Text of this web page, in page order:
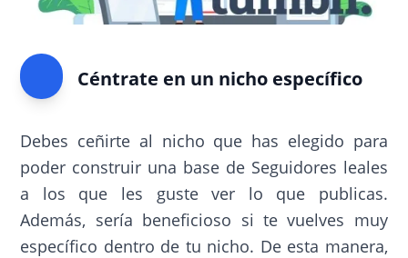
Céntrate en un nicho específico
Debes ceñirte al nicho que has elegido para
poder construir una base de Seguidores leales
a los que les guste ver lo que publicas.
Además, sería beneficioso si te vuelves muy
específico dentro de tu nicho. De esta manera,